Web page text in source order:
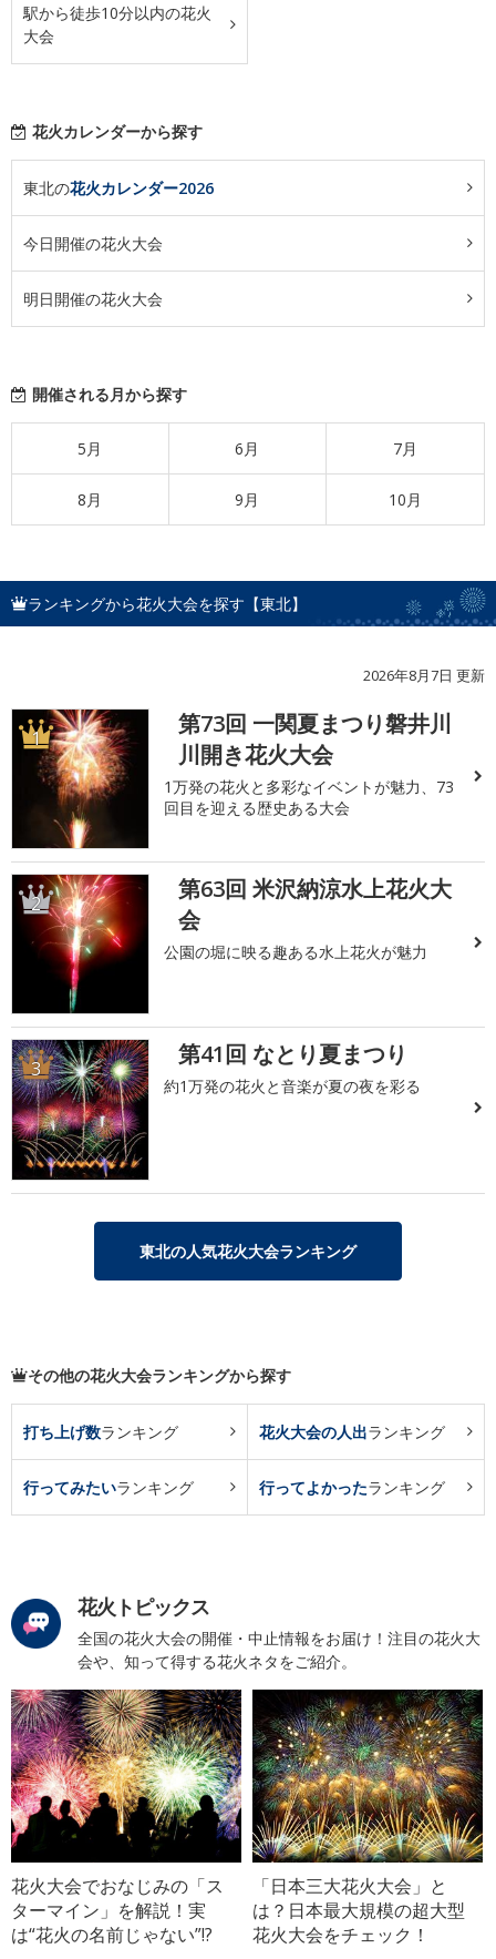
駅から徒歩10分以内の花火
大会
花火カレンダーから探す
東北の花火カレンダー2026
今日開催の花火大会
明日開催の花火大会
開催される月から探す
5月 6月 7月
8月 9月 10月
ランキングから花火大会を探す【東北】
2026年8月7日 更新
1
第73回 一関夏まつり磐井川
川開き花火大会
1万発の花火と多彩なイベントが魅力、73
回目を迎える歴史ある大会
2
第63回 米沢納涼水上花火大
会
公園の堀に映る趣ある水上花火が魅力
3 第41回 なとり夏まつり
約1万発の花火と音楽が夏の夜を彩る
東北の人気花火大会ランキング
その他の花火大会ランキングから探す
打ち上げ数ランキング 花火大会の人出ランキング
行ってみたいランキング 行ってよかったランキング
花火トピックス
全国の花火大会の開催・中止情報をお届け！注目の花火大
会や、知って得する花火ネタをご紹介。
花火大会でおなじみの「ス
ターマイン」を解説！実
は“花火の名前じゃない”!?
「日本三大花火大会」と
は？日本最大規模の超大型
花火大会をチェック！